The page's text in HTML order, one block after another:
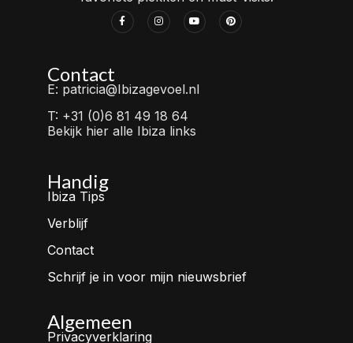
Contact
E: patricia@Ibizagevoel.nl
T: +31 (0)6 81 49 18 64
Bekijk hier alle Ibiza links
Handig
Ibiza Tips
Verblijf
Contact
Schrijf je in voor mijn nieuwsbrief
Algemeen
Privacyverklaring